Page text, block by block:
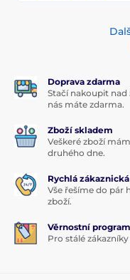
Doprava zdarma
Stačí nakoupit
nás máte zdarma.
Zboží skladem
Veškeré zboží
druhého dne.
Rychlá
Vše řešíme do pár
zboží.
Věrnostní program
Pro stálé